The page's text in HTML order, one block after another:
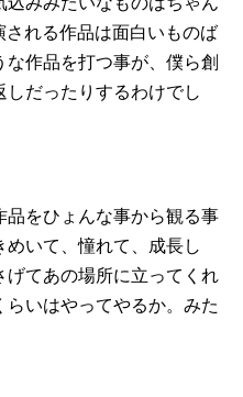
れる作品は面白いものば
作品を打つ事が、僕ら創
だったりするわけでし
品をひょんな事から観る事
いて、憧れて、成長し
てあの場所に立ってくれ
いはやってやるか。みた